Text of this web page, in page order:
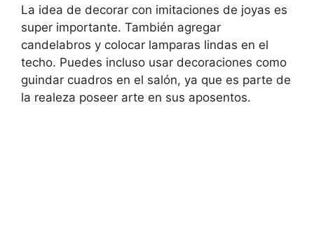
La idea de decorar con imitaciones de joyas es
super importante. También agregar
candelabros y colocar lamparas lindas en el
techo. Puedes incluso usar decoraciones como
guindar cuadros en el salón, ya que es parte de
la realeza poseer arte en sus aposentos.